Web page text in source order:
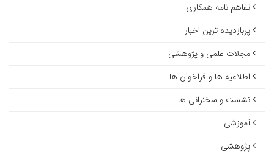
تفاهم نامه همکاری
پربازدیده ترین اخبار
مجلات علمی و پژوهشی
اطلاعیه ها و فراخوان ها
نشست و سخنرانی ها
آموزشی
پژوهشی